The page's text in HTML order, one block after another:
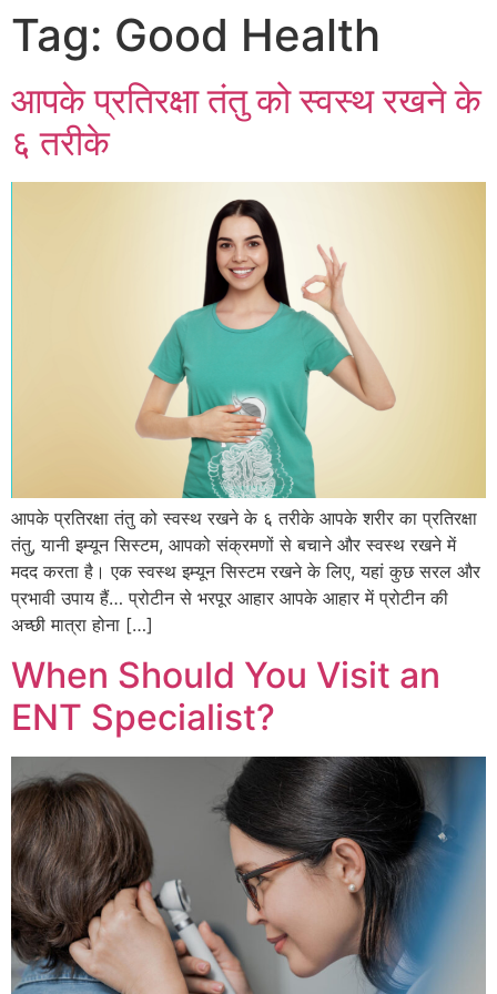
Tag: Good Health
आपके प्रतिरक्षा तंतु को स्वस्थ रखने के
६ तरीके
आपके प्रतिरक्षा तंतु को स्वस्थ रखने के ६ तरीके आपके शरीर का प्रतिरक्षा
तंतु, यानी इम्यून सिस्टम, आपको संक्रमणों से बचाने और स्वस्थ रखने में
मदद करता है। एक स्वस्थ इम्यून सिस्टम रखने के लिए, यहां कुछ सरल और
प्रभावी उपाय हैं… प्रोटीन से भरपूर आहार आपके आहार में प्रोटीन की
अच्छी मात्रा होना […]
When Should You Visit an
ENT Specialist?